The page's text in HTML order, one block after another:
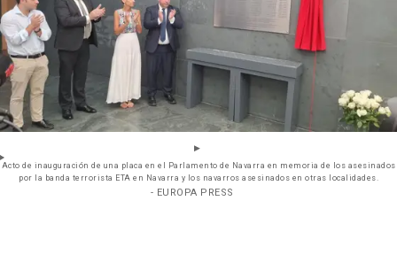
Acto de inauguración de una placa en el Parlamento de Navarra en memoria de los asesinados
por la banda terrorista ETA en Navarra y los navarros asesinados en otras localidades.
- EUROPA PRESS